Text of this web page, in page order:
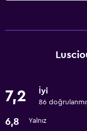
Ücretsiz WiFi
Ücretsiz tuvalet
Erişilebilirlik ve
7,2 İyi
86
6,8 Yalnız